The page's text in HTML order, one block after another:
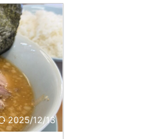
2025/12/13